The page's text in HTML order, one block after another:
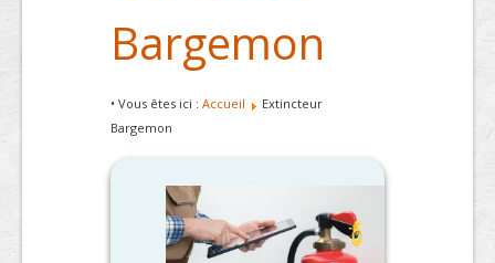
Bargemon
• Vous êtes ici : Accueil
Extincteur
Bargemon